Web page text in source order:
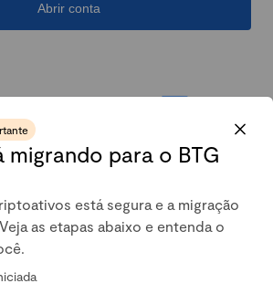
Abrir conta
conservadora da
migrando para o BTG
está segura e a migração
as etapas abaixo e entenda o